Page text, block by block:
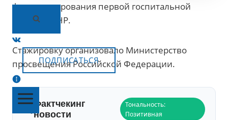
ПОДПИСАТЬСЯ
функционирования первой госпитальной
школы в ДНР.
Стажировку организовало Министерство
просвещения Российской Федерации.
Фактчекинг
новости
Тональность:
Позитивная